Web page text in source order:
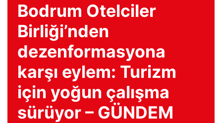
Bodrum Otelciler
Birliği’nden
dezenformasyona
karşı eylem: Turizm
için yoğun çalışma
sürüyor – GÜNDEM